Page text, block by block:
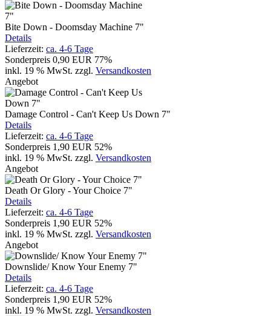
Bite Down - Doomsday Machine 7"
Details
Lieferzeit: ca. 4-6 Tage
Sonderpreis 0,90 EUR 77%
inkl. 19 % MwSt. zzgl. Versandkosten
Angebot
Damage Control - Can't Keep Us Down 7"
Details
Lieferzeit: ca. 4-6 Tage
Sonderpreis 1,90 EUR 52%
inkl. 19 % MwSt. zzgl. Versandkosten
Angebot
Death Or Glory - Your Choice 7"
Details
Lieferzeit: ca. 4-6 Tage
Sonderpreis 1,90 EUR 52%
inkl. 19 % MwSt. zzgl. Versandkosten
Angebot
Downslide/ Know Your Enemy 7"
Details
Lieferzeit: ca. 4-6 Tage
Sonderpreis 1,90 EUR 52%
inkl. 19 % MwSt. zzgl. Versandkosten